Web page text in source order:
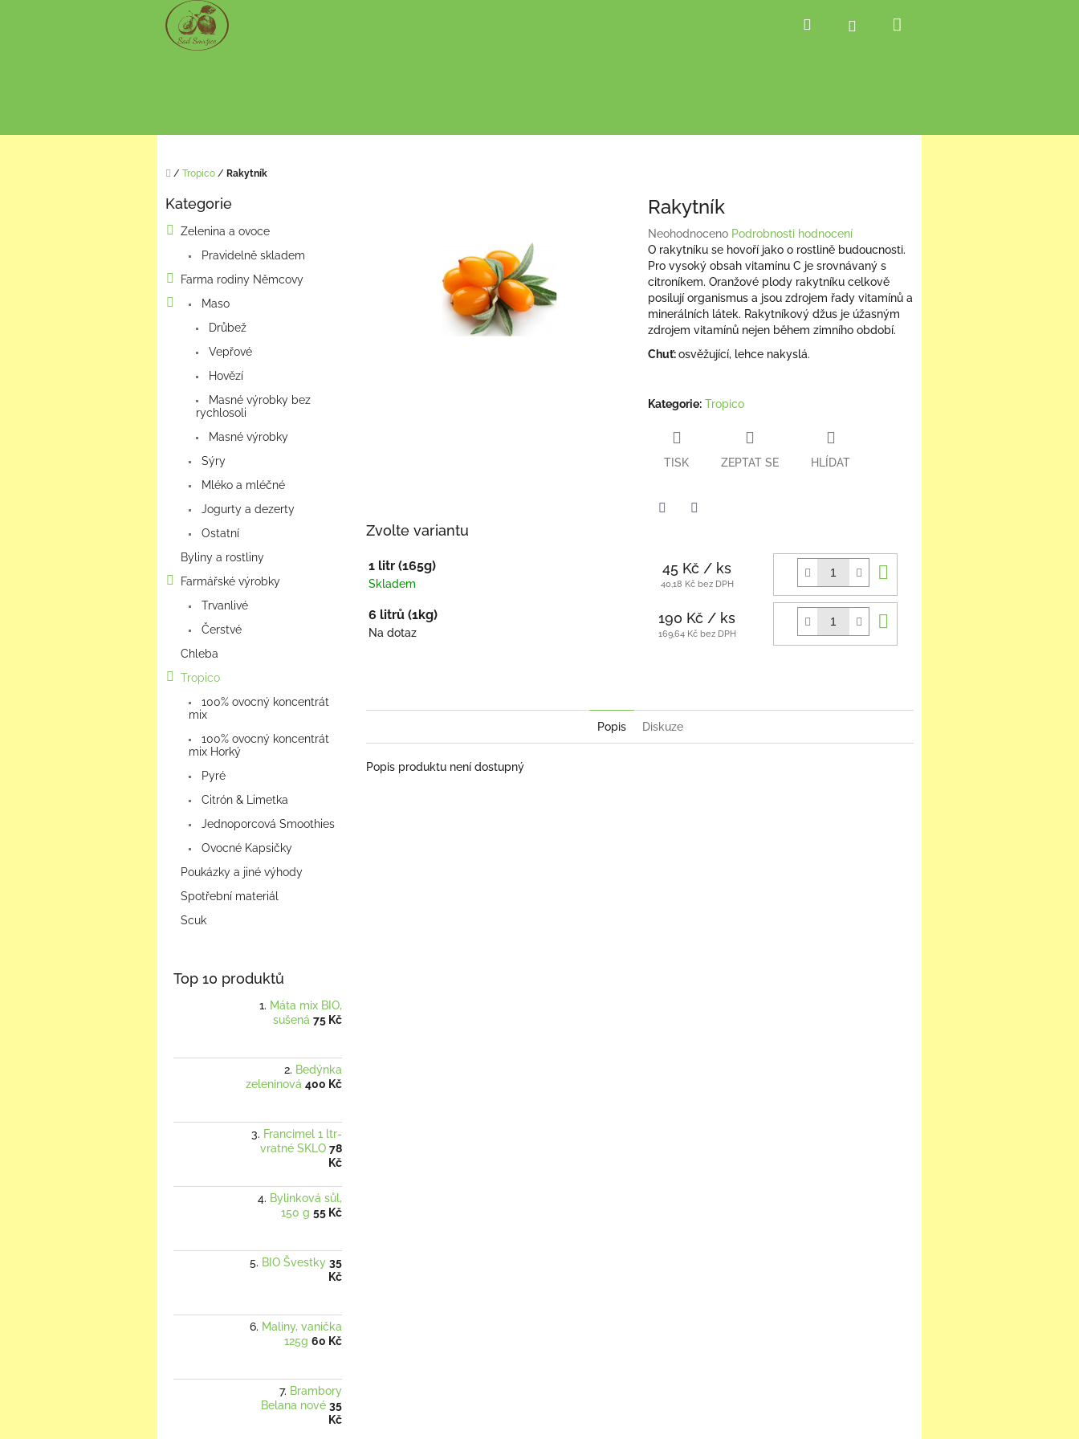
Hledat Přihlášení
Domů
/ Tropico / Rakytník
Přeskočit
Kategorie
Zelenina a ovoce
Pravidelně skladem
Farma rodiny Němcovy
Maso
Drůbež
Vepřové
Hovězí
Masné výrobky bez
rychlosoli
Masné výrobky
Sýry
Mléko a mléčné
Jogurty a dezerty
Ostatní
Byliny a rostliny
Farmářské výrobky
Trvanlivé
Čerstvé
Chleba
Tropico
100% ovocný koncentrát
mix
100% ovocný koncentrát
mix Horký
Pyré
Citrón & Limetka
Jednoporcová Smoothies
Ovocné Kapsičky
Poukázky a jiné výhody
Spotřební materiál
Scuk
Top 10 produktů
Máta mix BIO,
sušená 75 Kč
Bedýnka
zeleninová 400 Kč
Francimel 1 ltr-
vratné SKLO 78
Kč
Bylinková sůl,
150 g 55 Kč
BIO Švestky 35
Kč
Maliny, vanička
125g 60 Kč
Brambory
Belana nové 35
Kč
Rakytník
Průměrné
hodnocení
produktu
je
0,0
z
5
Neohodnoceno Podrobnosti hodnocení
O rakytníku se hovoří jako o rostlině budoucnosti.
Pro vysoký obsah vitamínu C je srovnávaný s
citroníkem. Oranžové plody rakytníku celkově
posilují organismus a jsou zdrojem řady vitamínů a
minerálních látek. Rakytníkový džus je úžasným
zdrojem vitamínů nejen během zimního období.
Chuť:osvěžující, lehce nakyslá.
Kategorie: Tropico
TISK ZEPTAT SE HLÍDAT
Zvolte variantu
1 litr (165g)
Skladem
45 Kč / ks
40,18 Kč bez DPH
košíku
6 litrů (1kg)
Na dotaz
190 Kč / ks
169,64 Kč bez DPH
košíku
Popis Diskuze
Popis produktu není dostupný